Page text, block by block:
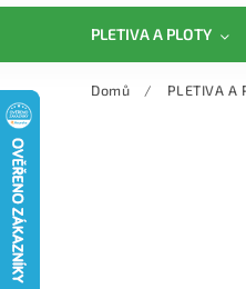
PLETIVA A PLOTY
Domů / PLETIVA A